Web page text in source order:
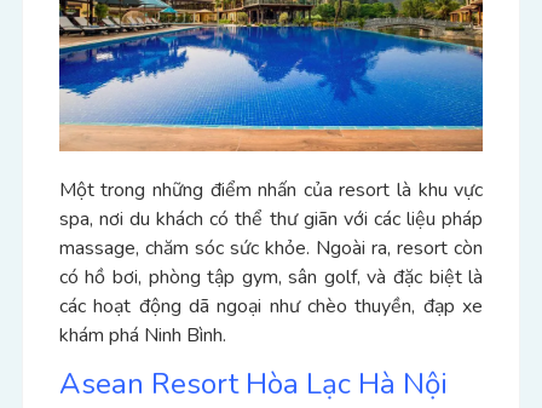
Một trong những điểm nhấn của resort là khu vực
spa, nơi du khách có thể thư giãn với các liệu pháp
massage, chăm sóc sức khỏe. Ngoài ra, resort còn
có hồ bơi, phòng tập gym, sân golf, và đặc biệt là
các hoạt động dã ngoại như chèo thuyền, đạp xe
khám phá Ninh Bình.
Asean Resort Hòa Lạc Hà Nội